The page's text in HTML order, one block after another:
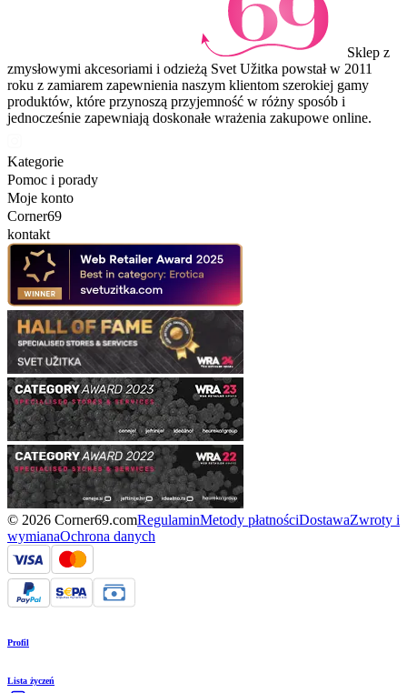
Sklep z
zmysłowymi akcesoriami i odzieżą Svet Užitka powstał w 2011
roku z zamiarem zapewnienia naszym klientom szerokiej gamy
produktów, które przynoszą przyjemność w różny sposób i
jednocześnie zapewniają doskonałe wrażenia zakupowe online.
Kategorie
Pomoc i porady
Moje konto
Corner69
kontakt
© 2026 Corner69.comRegulaminMetody płatnościDostawaZwroty i
wymianaOchrona danych
Profil
Lista życzeń